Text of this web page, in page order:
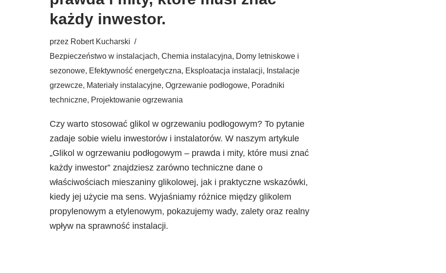
każdy inwestor.
przez Robert Kucharski
Bezpieczeństwo w instalacjach, Chemia instalacyjna, Domy letniskowe i
sezonowe, Efektywność energetyczna, Eksploatacja instalacji, Instalacje
grzewcze, Materiały instalacyjne, Ogrzewanie podłogowe, Poradniki
techniczne, Projektowanie ogrzewania
Czy warto stosować glikol w ogrzewaniu podłogowym? To pytanie
zadaje sobie wielu inwestorów i instalatorów. W naszym artykule
„Glikol w ogrzewaniu podłogowym – prawda i mity, które musi znać
każdy inwestor” znajdziesz zarówno techniczne dane o
właściwościach mieszaniny glikolowej, jak i praktyczne wskazówki,
kiedy jej użycie ma sens. Wyjaśniamy różnice między glikolem
propylenowym a etylenowym, pokazujemy wady, zalety oraz realny
wpływ na sprawność instalacji.